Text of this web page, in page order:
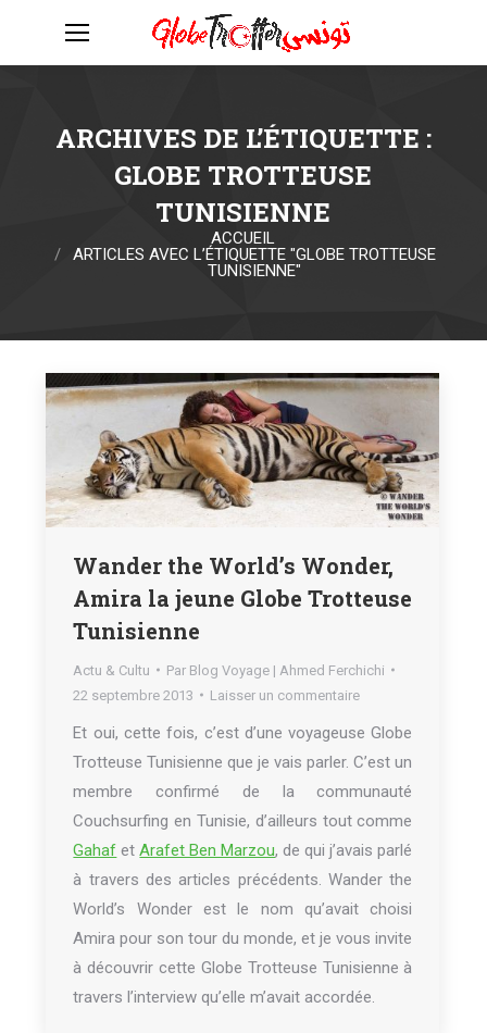
ARCHIVES DE L’ÉTIQUETTE :
GLOBE TROTTEUSE
TUNISIENNE
Vous êtes ici :
ACCUEIL
ARTICLES AVEC L’ÉTIQUETTE "GLOBE TROTTEUSE
TUNISIENNE"
Wander the World’s Wonder,
Amira la jeune Globe Trotteuse
Tunisienne
Actu & Cultu Par Blog Voyage | Ahmed Ferchichi
22 septembre 2013
Laisser un commentaire
Et oui, cette fois, c’est d’une voyageuse Globe
Trotteuse Tunisienne que je vais parler. C’est un
membre confirmé de la communauté
Couchsurfing en Tunisie, d’ailleurs tout comme
Gahaf etArafet Ben Marzou, de qui j’avais parlé
à travers des articles précédents. Wander the
World’s Wonder est le nom qu’avait choisi
Amira pour son tour du monde, et je vous invite
à découvrir cette Globe Trotteuse Tunisienne à
travers l’interview qu’elle m’avait accordée.